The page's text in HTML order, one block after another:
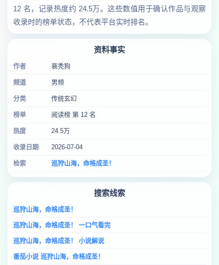
12 名，记录热度约 24.5万。这些数值用于确认作品与观察
收录时的榜单状态，不代表平台实时排名。
资料事实
作者 裴秃狗
频道 男频
分类 传统玄幻
榜单 阅读榜 第 12 名
热度 24.5万
收录日期 2026-07-04
检索 巡狩山海，命格成圣！
搜索线索
巡狩山海，命格成圣！
巡狩山海，命格成圣！ 一口气看完
巡狩山海，命格成圣！ 小说解说
番茄小说 巡狩山海，命格成圣！